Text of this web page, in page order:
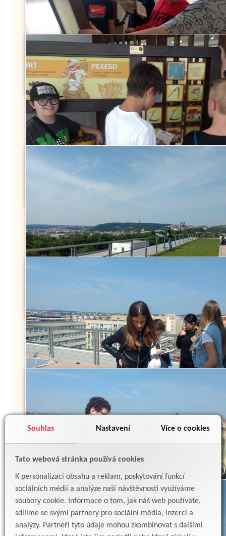
Souhlas Nastavení Více o cookies
Tato webová stránka používá cookies
K personalizaci obsahu a reklam, poskytování funkcí
sociálních médií a analýze naší návštěvnosti využíváme
soubory cookie. Informace o tom, jak náš web používáte,
sdílíme se svými partnery pro sociální média, inzerci a
analýzy. Partneři tyto údaje mohou zkombinovat s dalšími